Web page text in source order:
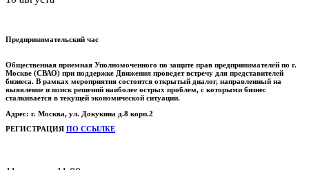
Предпринимательский час
Общественная приемная Уполномоченного по защите прав предпринимателей по г.
Москве (СВАО) при поддержке Движения проведет встречу для представителей
бизнеса. В рамках мероприятия состоится открытый диалог, направленный на
выявление и поиск решений наиболее острых проблем, с которыми бизнес
сталкивается в текущей экономической ситуации.
Адрес: г. Москва, ул. Докукина д.8 корп.2
РЕГИСТРАЦИЯ ПО ССЫЛКЕ